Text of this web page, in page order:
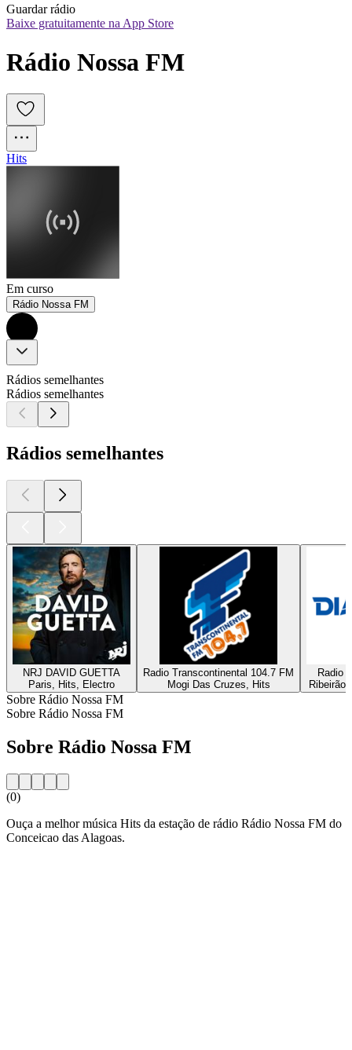
Guardar rádio
Baixe gratuitamente na App Store
Rádio Nossa FM
Hits
Em curso
Rádio Nossa FM
Rádios semelhantes
Rádios semelhantes
Rádios semelhantes
NRJ DAVID GUETTA
Paris, Hits, Electro
Radio Transcontinental 104.7 FM
Mogi Das Cruzes, Hits
Radio
Ribeirão
Sobre Rádio Nossa FM
Sobre Rádio Nossa FM
Sobre Rádio Nossa FM
(0)
Ouça a melhor música Hits da estação de rádio Rádio Nossa FM do
Conceicao das Alagoas.